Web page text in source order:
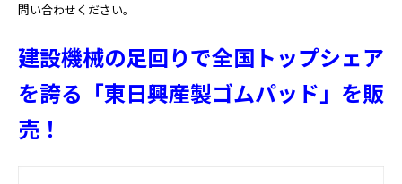
問い合わせください。
建設機械の足回りで全国トップシェア
を誇る「東日興産製ゴムパッド」を販
売！